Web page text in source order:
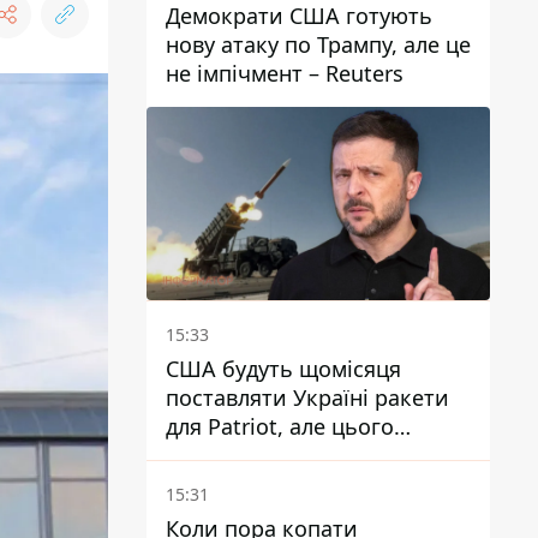
Демократи США готують
нову атаку по Трампу, але це
не імпічмент – Reuters
15:33
США будуть щомісяця
поставляти Україні ракети
для Patriot, але цього
недостатньо - Зеленський
15:31
Коли пора копати